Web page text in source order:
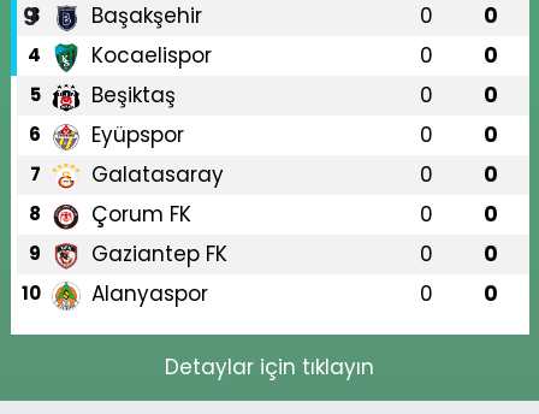
3 Başakşehir 0 0
4 Kocaelispor 0 0
5 Beşiktaş 0 0
6 Eyüpspor 0 0
7 Galatasaray 0 0
8 Çorum FK 0 0
9 Gaziantep FK 0 0
10 Alanyaspor 0 0
Detaylar için tıklayın